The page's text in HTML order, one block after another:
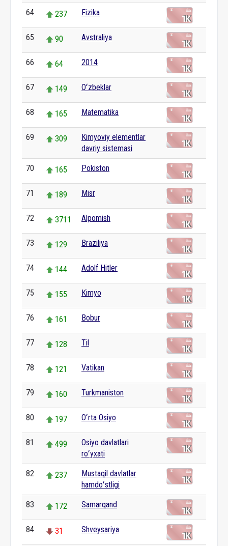
64 237 Fizika
65 90 Avstraliya
66 64 2014
67 149 Oʻzbeklar
68 165 Matematika
69 309
Kimyoviy elementlar
davriy sistemasi
70 165 Pokiston
71 189 Misr
72 3711 Alpomish
73 129 Braziliya
74 144 Adolf Hitler
75 155 Kimyo
76 161 Bobur
77 128 Til
78 121 Vatikan
79 160 Turkmaniston
80 197 Oʻrta Osiyo
81 499
Osiyo davlatlari
roʻyxati
82 237
Mustaqil davlatlar
hamdoʻstligi
83 172 Samarqand
84 31 Shveysariya